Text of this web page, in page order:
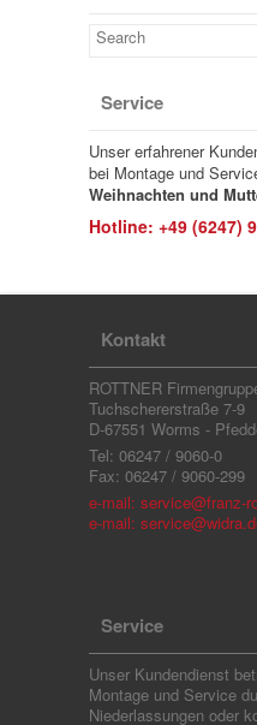
Service
Unser erfahrener
bei Montage und
Weihnachten und
Hotline: +49 (6247)
Kontakt
ROTTNER
Tuchschererstraße 7-9
D-67551 Worms -
Tel: 06247 / 9060-0
Fax: 06247 / 9060-299
e-mail: service@franz-
e-mail:
Service
Unser Kundendienst
Montage und Service
Niederlassungen oder